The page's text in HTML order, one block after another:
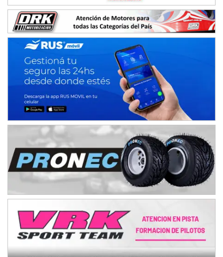
08/09-AGO
IAME SERIES ARGENTINA 6
Ramiro Tot (Asfalto)
Baradero (Buenos Aires)
KDO - F6
Ciudad de Trenque Lauquen (Asfalto)
Trenque Lauquen (Buenos Aires)
ENTRERRIANO - F6 (POSTERGADA)
Parque de la Velocidad (Asfalto)
VICTORIENSE - F7
El Cerro (Tierra)
Victoria (Entre Ríos)
PATAGONICO - F6
CSK - F7
Juventud Unida (Tierra)
Humboldt (Santa Fe)
NORESTE SANTAFESINO - F6